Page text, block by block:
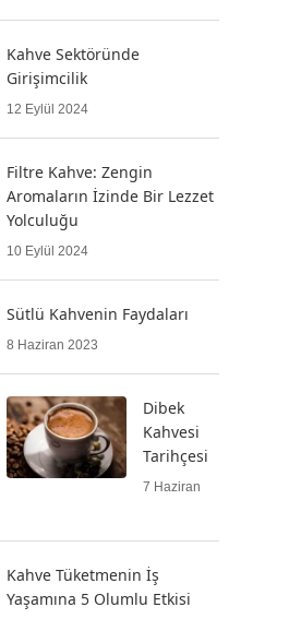
Kahve Sektöründe
Girişimcilik
12 Eylül 2024
Filtre Kahve: Zengin
Aromaların İzinde Bir Lezzet
Yolculuğu
10 Eylül 2024
Sütlü Kahvenin Faydaları
8 Haziran 2023
Dibek
Kahvesi
Tarihçesi
7 Haziran
Kahve Tüketmenin İş
Yaşamına 5 Olumlu Etkisi